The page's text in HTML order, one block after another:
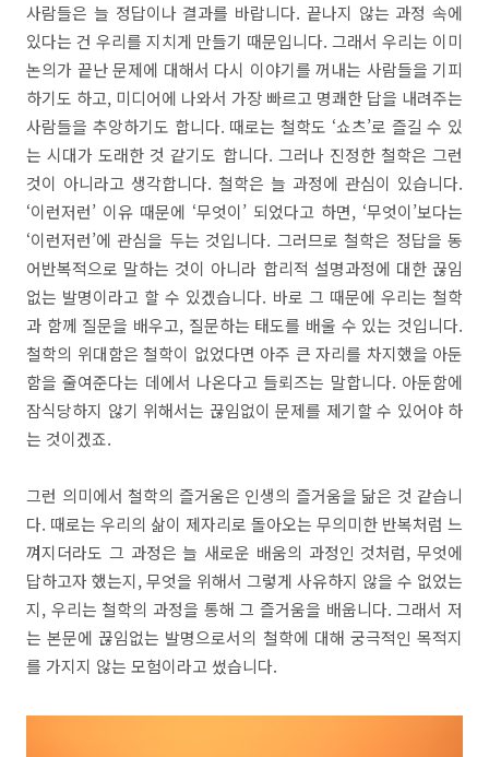
사람들은 늘 정답이나 결과를 바랍니다. 끝나지 않는 과정 속에
있다는 건 우리를 지치게 만들기 때문입니다. 그래서 우리는 이미
논의가 끝난 문제에 대해서 다시 이야기를 꺼내는 사람들을 기피
하기도 하고, 미디어에 나와서 가장 빠르고 명쾌한 답을 내려주는
사람들을 추앙하기도 합니다. 때로는 철학도 ‘쇼츠’로 즐길 수 있
는 시대가 도래한 것 같기도 합니다. 그러나 진정한 철학은 그런
것이 아니라고 생각합니다. 철학은 늘 과정에 관심이 있습니다.
‘이런저런’ 이유 때문에 ‘무엇이’ 되었다고 하면, ‘무엇이’보다는
‘이런저런’에 관심을 두는 것입니다. 그러므로 철학은 정답을 동
어반복적으로 말하는 것이 아니라 합리적 설명과정에 대한 끊임
없는 발명이라고 할 수 있겠습니다. 바로 그 때문에 우리는 철학
과 함께 질문을 배우고, 질문하는 태도를 배울 수 있는 것입니다.
철학의 위대함은 철학이 없었다면 아주 큰 자리를 차지했을 아둔
함을 줄여준다는 데에서 나온다고 들뢰즈는 말합니다. 아둔함에
잠식당하지 않기 위해서는 끊임없이 문제를 제기할 수 있어야 하
는 것이겠죠.
그런 의미에서 철학의 즐거움은 인생의 즐거움을 닮은 것 같습니
다. 때로는 우리의 삶이 제자리로 돌아오는 무의미한 반복처럼 느
껴지더라도 그 과정은 늘 새로운 배움의 과정인 것처럼, 무엇에
답하고자 했는지, 무엇을 위해서 그렇게 사유하지 않을 수 없었는
지, 우리는 철학의 과정을 통해 그 즐거움을 배웁니다. 그래서 저
는 본문에 끊임없는 발명으로서의 철학에 대해 궁극적인 목적지
를 가지지 않는 모험이라고 썼습니다.